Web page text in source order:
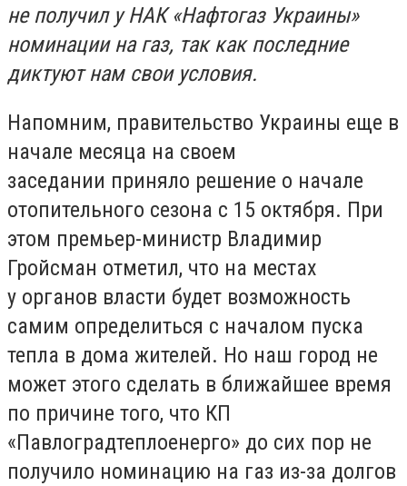
не получил у НАК «Нафтогаз Украины»
номинации на газ, так как последние
диктуют нам свои условия.
Напомним, правительство Украины еще в
начале месяца на своем
заседании приняло решение о начале
отопительного сезона с 15 октября. При
этом премьер-министр Владимир
Гройсман отметил, что на местах
у органов власти будет возможность
самим определиться с началом пуска
тепла в дома жителей. Но наш город не
может этого сделать в ближайшее время
по причине того, что КП
«Павлоградтеплоенерго» до сих пор не
получило номинацию на газ из-за долгов